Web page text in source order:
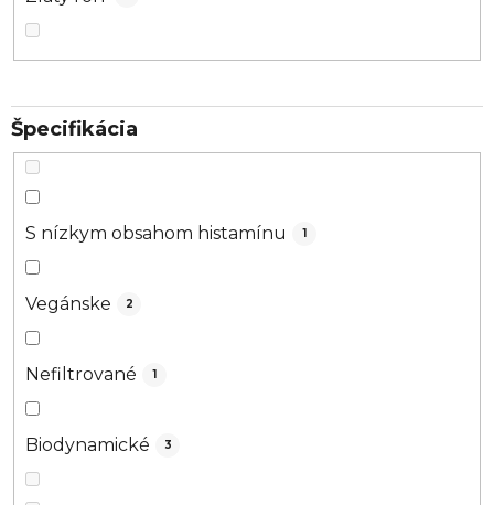
Špecifikácia
S nízkym obsahom histamínu 1
Vegánske 2
Nefiltrované 1
Biodynamické 3